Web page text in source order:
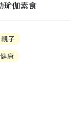
瑜伽素食
親子
健康